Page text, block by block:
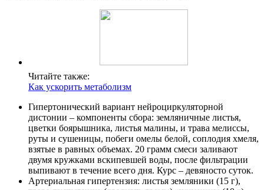
Читайте также:
Как ускорить метаболизм
Гипертонический вариант нейроциркуляторной
дистонии – компоненты сбора: земляничные листья,
цветки боярышника, листья малины, и трава мелиссы,
руты и сушеницы, побеги омелы белой, соплодия хмеля,
взятые в равных объемах. 20 грамм смеси заливают
двумя кружками вскипевшей воды, после фильтрации
выпивают в течение всего дня. Курс – девяносто суток.
Артериальная гипертензия: листья земляники (15 г),